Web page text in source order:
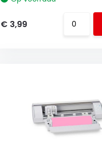
€ 3,99